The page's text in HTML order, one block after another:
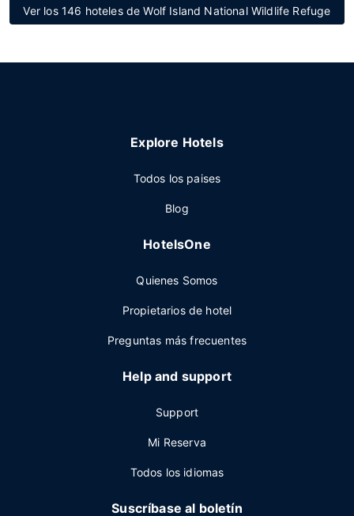
Ver los 146 hoteles de Wolf Island National Wildlife Refuge
Explore Hotels
Todos los paises
Blog
HotelsOne
Quienes Somos
Propietarios de hotel
Preguntas más frecuentes
Help and support
Support
Mi Reserva
Todos los idiomas
Suscríbase al boletín